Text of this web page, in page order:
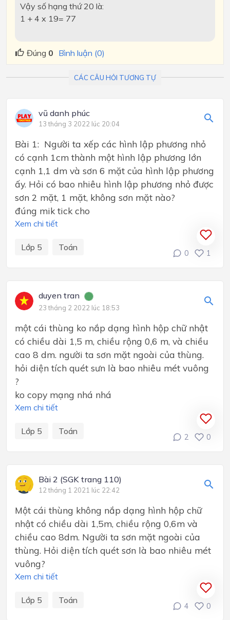
Vậy số hạng thứ 20 là:
1 + 4 x 19= 77
Đúng 0 Bình luận (0)
CÁC CÂU HỎI TƯƠNG TỰ
vũ danh phúc
13 tháng 3 2022 lúc 20:04
Bài 1: Người ta xếp các hình lập phương nhỏ
có cạnh 1cm thành một hình lập phương lớn
cạnh 1,1 dm và sơn 6 mặt của hình lập phương
ấy. Hỏi có bao nhiêu hình lập phương nhỏ được
sơn 2 mặt, 1 mặt, không sơn mặt nào?
đúng mik tick cho
Xem chi tiết
Lớp 5 Toán
0 1
duyen tran
23 tháng 2 2022 lúc 18:53
một cái thùng ko nắp dạng hình hộp chữ nhật
có chiều dài 1,5 m, chiều rộng 0,6 m, và chiều
cao 8 dm. người ta sơn mặt ngoài của thùng.
hỏi diện tích quét sưn là bao nhiêu mét vuông
?
ko copy mạng nhá nhá
Xem chi tiết
Lớp 5 Toán
2 0
Bài 2 (SGK trang 110)
12 tháng 1 2021 lúc 22:42
Một cái thùng không nắp dạng hình hộp chữ
nhật có chiều dài 1,5m, chiều rộng 0,6m và
chiều cao 8dm. Người ta sơn mặt ngoài của
thùng. Hỏi diện tích quét sơn là bao nhiêu mét
vuông?
Xem chi tiết
Lớp 5 Toán
4 0